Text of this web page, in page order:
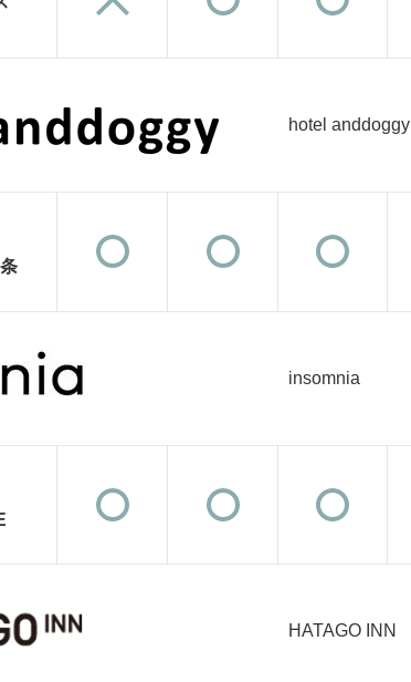
hotel anddoggy
insomnia
HATAGO INN